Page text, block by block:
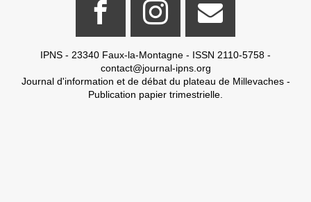
IPNS - 23340 Faux-la-Montagne - ISSN 2110-5758 -
contact@journal-ipns.org
Journal d'information et de débat du plateau de Millevaches -
Publication papier trimestrielle.